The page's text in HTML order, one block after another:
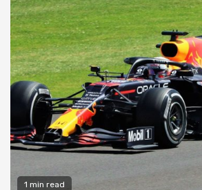
1 min read